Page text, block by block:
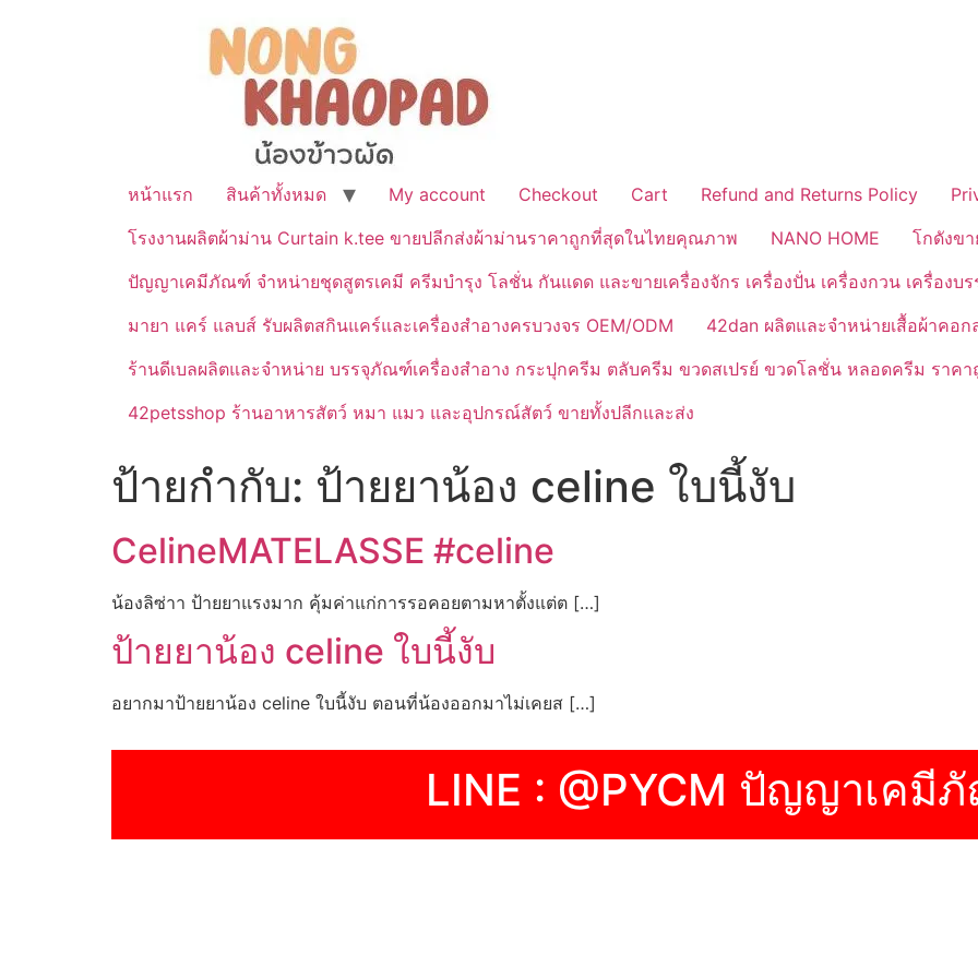
หน้าแรก สินค้าทั้งหมด My account Checkout Cart Refund and Returns Policy
โรงงานผลิตผ้าม่าน Curtain k.tee ขายปลีกส่งผ้าม่านราคาถูกที่สุดในไทยคุณภาพ
NANO HOME
โกดังข
ปัญญาเคมีภัณฑ์ จำหน่ายชุดสูตรเคมี ครีมบำรุง โลชั่น กันแดด และขายเครื่องจักร เครื่องปั่น เครื่องกวน เครื่องบร
มายา แคร์ แลบส์ รับผลิตสกินแคร์และเครื่องสำอางครบวงจร OEM/ODM
42dan ผลิตและจำหน่ายเสื้อผ้าคอ
ร้านดีเบลผลิตและจำหน่าย บรรจุภัณฑ์เครื่องสำอาง กระปุกครีม ตลับครีม ขวดสเปรย์ ขวดโลชั่น หลอดครีม ราคา
42petsshop ร้านอาหารสัตว์ หมา แมว และอุปกรณ์สัตว์ ขายทั้งปลีกและส่ง
ป้ายกำกับ: ป้ายยาน้อง celine ใบนี้งับ
CelineMATELASSE #celine
น้องลิซ่าา ป้ายยาแรงมาก คุ้มค่าแก่การรอคอยตามหาตั้งแต่ต […]
ป้ายยาน้อง celine ใบนี้งับ
อยากมาป้ายยาน้อง celine ใบนี้งับ ตอนที่น้องออกมาไม่เคยส […]
LINE : @PYCM ปัญญาเคมี